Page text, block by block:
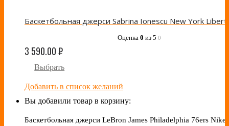
Оценка 0 из 5 0
3 590.00₽
Выбрать
Добавить в список желаний
Вы добавили товар в корзину:
Баскетбольная джерси LeBron James Philadelphia 76ers Nike